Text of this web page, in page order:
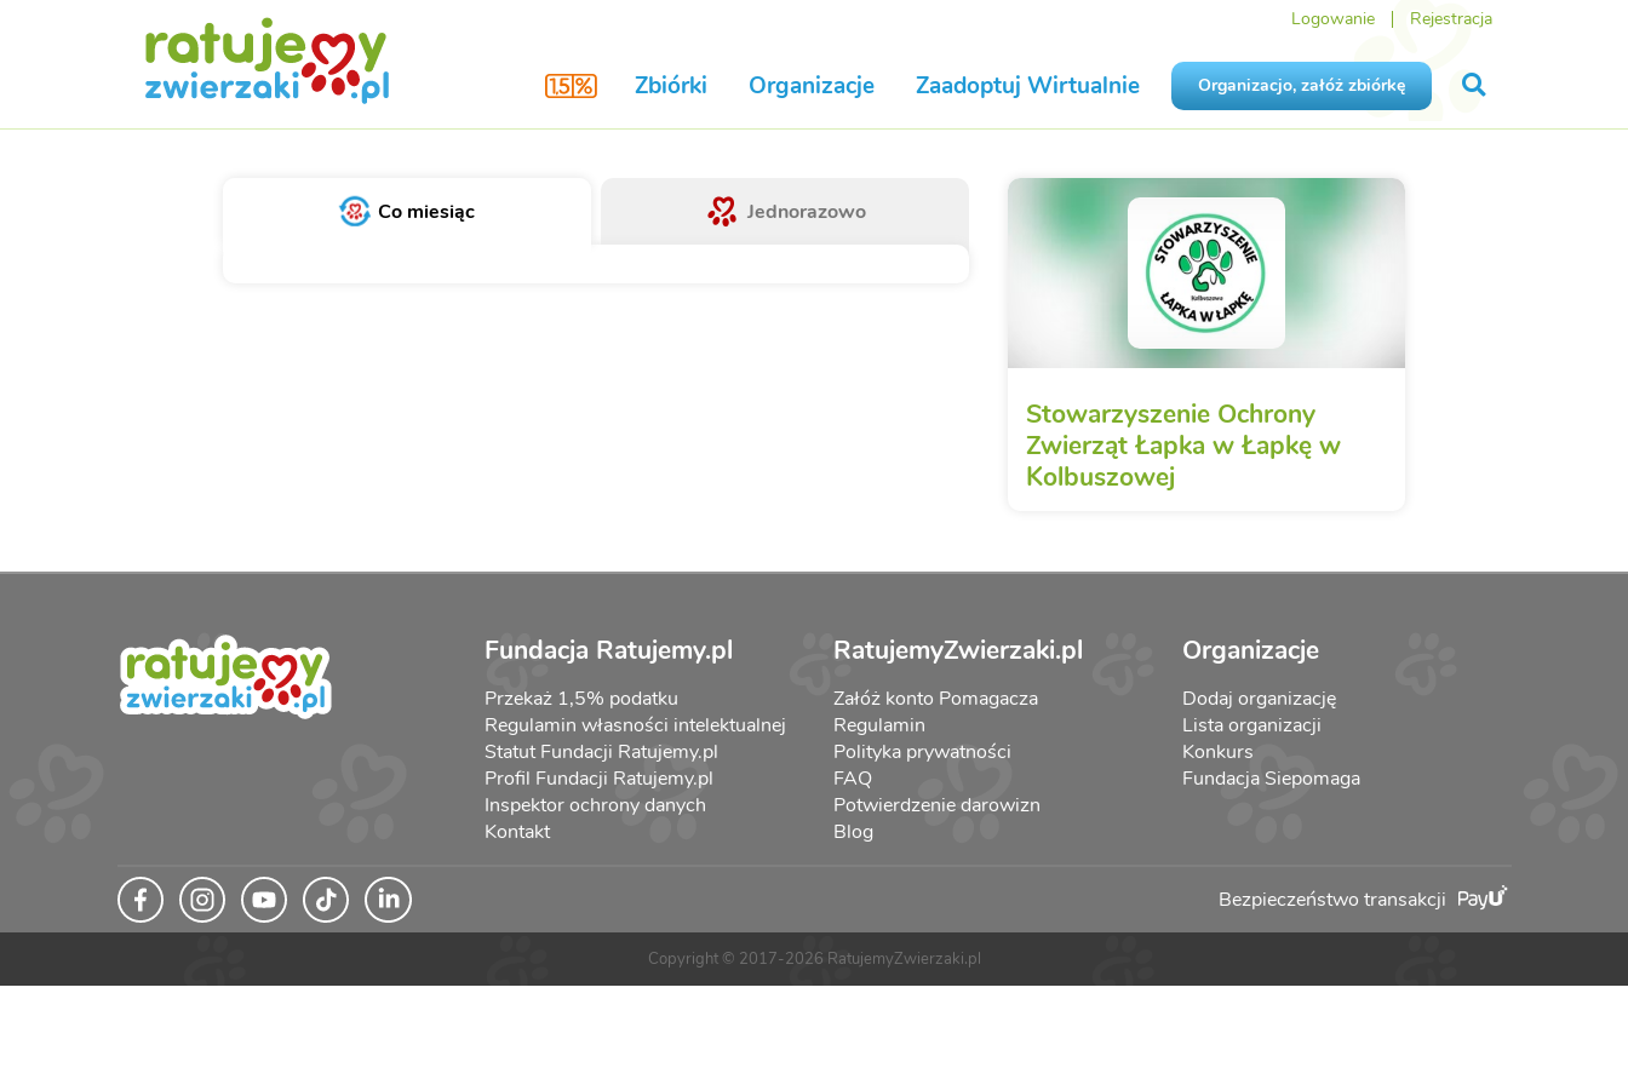
Logowanie Rejestracja
Zbiórki Organizacje Zaadoptuj Wirtualnie Organizacjo, załóż zbiórkę
Co miesiąc Jednorazowo
Stowarzyszenie Ochrony
Zwierząt Łapka w Łapkę w
Kolbuszowej
Fundacja Ratujemy.pl
Przekaż 1,5% podatku
Regulamin własności intelektualnej
Statut Fundacji Ratujemy.pl
Profil Fundacji Ratujemy.pl
Inspektor ochrony danych
Kontakt
RatujemyZwierzaki.pl
Załóż konto Pomagacza
Regulamin
Polityka prywatności
FAQ
Potwierdzenie darowizn
Blog
Organizacje
Dodaj organizację
Lista organizacji
Konkurs
Fundacja Siepomaga
Bezpieczeństwo transakcji
Copyright © 2017-2026 RatujemyZwierzaki.pl